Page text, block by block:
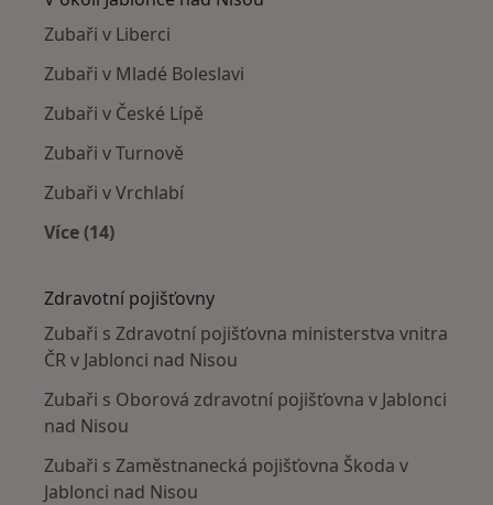
Zubaři v Liberci
Zubaři v Mladé Boleslavi
Zubaři v České Lípě
Zubaři v Turnově
Zubaři v Vrchlabí
Více (14)
Zdravotní pojišťovny
Zubaři s Zdravotní pojišťovna ministerstva vnitra
ČR v Jablonci nad Nisou
Zubaři s Oborová zdravotní pojišťovna v Jablonci
nad Nisou
Zubaři s Zaměstnanecká pojišťovna Škoda v
Jablonci nad Nisou